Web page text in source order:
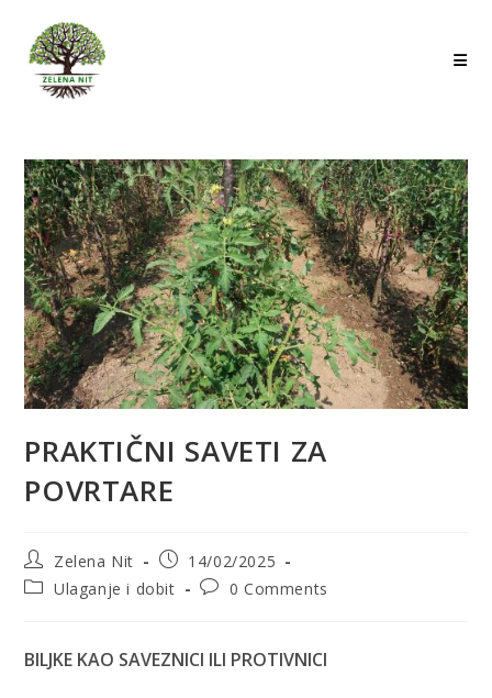
content
PRAKTIČNI SAVETI ZA
POVRTARE
Post
author:
Zelena Nit
Post
published:
14/02/2025
PostUlaganje i dobit
Post0 Comments
BILJKE KAO SAVEZNICI ILI PROTIVNICI